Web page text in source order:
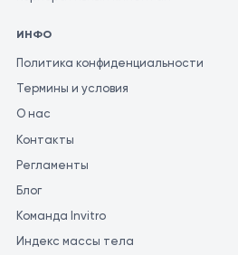
лаборатории. Это связано с тем,
могут использовать различные
ИНФО
Политика конфиденциальности
Термины и условия
О нас
Контакты
Регламенты
Блог
Команда Invitro
Индекс массы тела